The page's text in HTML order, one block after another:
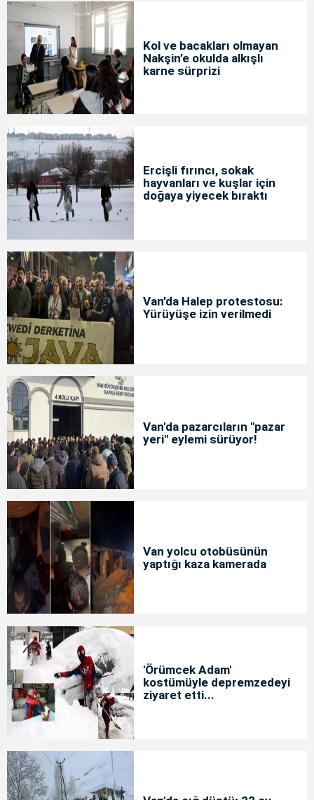
Kol ve bacakları olmayan
Nakşin’e okulda alkışlı
karne sürprizi
Ercişli fırıncı, sokak
hayvanları ve kuşlar için
doğaya yiyecek bıraktı
Van’da Halep protestosu:
Yürüyüşe izin verilmedi
Van'da pazarcıların "pazar
yeri" eylemi sürüyor!
Van yolcu otobüsünün
yaptığı kaza kamerada
'Örümcek Adam'
kostümüyle depremzedeyi
ziyaret etti...